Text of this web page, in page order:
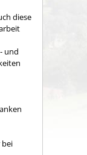
diese
und
bei